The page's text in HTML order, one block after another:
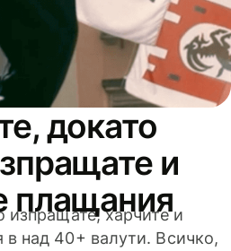
докато
и
плащания
изпращате, харчите и
в над 40+ валути. Всичко,